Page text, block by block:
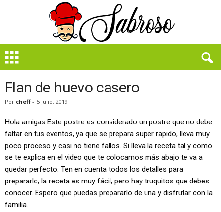
e
b
Flan de huevo casero
Por cheff - 5 julio, 2019
Hola amigas Este postre es considerado un postre que no debe
faltar en tus eventos, ya que se prepara super rapido, lleva muy
poco proceso y casi no tiene fallos. Si lleva la receta tal y como
se te explica en el video que te colocamos más abajo te va a
quedar perfecto. Ten en cuenta todos los detalles para
prepararlo, la receta es muy fácil, pero hay truquitos que debes
conocer. Espero que puedas prepararlo de una y disfrutar con la
familia.